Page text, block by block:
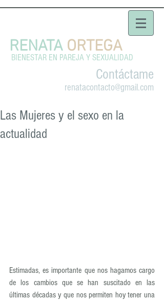
RENATA ORTEGA
BIENESTAR EN PAREJA Y SEXUALIDAD
Contáctame
renatacontacto@gmail.com
Las Mujeres y el sexo en la
actualidad
Estimadas, es importante que nos hagamos cargo
de los cambios que se han suscitado en las
últimas décadas y que nos permiten hoy tener una